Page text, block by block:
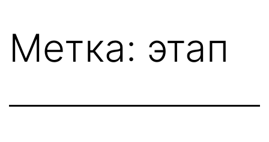
Метка: этап